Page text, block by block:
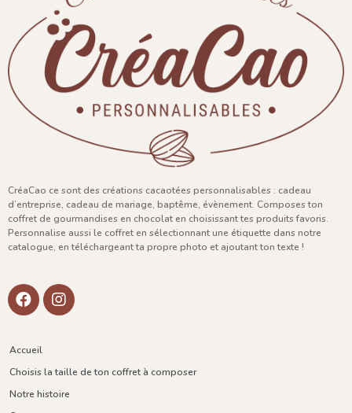
CréaCao ce sont des créations cacaotées personnalisables : cadeau
d’entreprise, cadeau de mariage, baptême, évènement. Composes ton
coffret de gourmandises en chocolat en choisissant tes produits favoris.
Personnalise aussi le coffret en sélectionnant une étiquette dans notre
catalogue, en téléchargeant ta propre photo et ajoutant ton texte !
Accueil
Choisis la taille de ton coffret à composer
Notre histoire